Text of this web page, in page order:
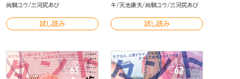
尚騎ユウ
三河尻あび
試し読み
キ
天池康夫 尚騎ユウ 三河尻あび
試し読み